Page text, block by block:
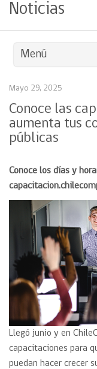
Noticias
Menú
Mayo 29, 2025
Conoce las
aumenta tus
públicas
Conoce los días y
Llegó junio y en
capacitaciones para
puedan hacer crecer